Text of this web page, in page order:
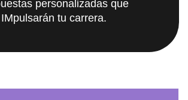
personalizadas que
IMpulsarán tu carrera.